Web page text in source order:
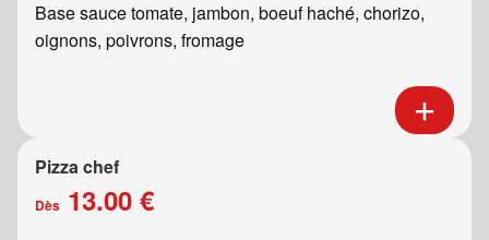
Base sauce tomate, jambon, boeuf haché, chorizo,
oignons, poivrons, fromage
Pizza chef
Dès 13.00 €